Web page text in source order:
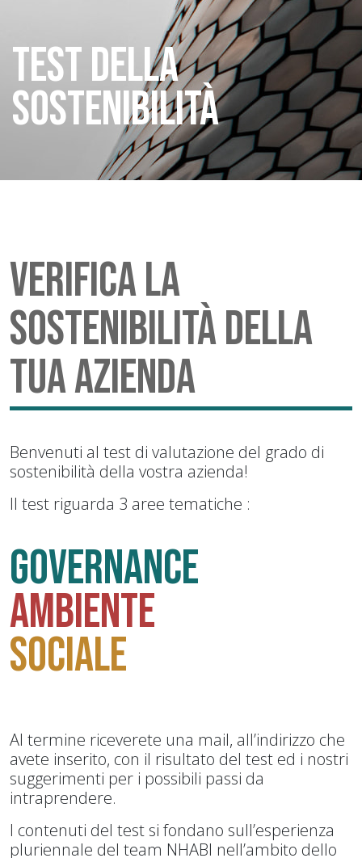
TEST DELLA
SOSTENIBILITÀ
Verifica la
sostenibilità della
tua azienda
Benvenuti al test di valutazione del grado di
sostenibilità della vostra azienda!
Il test riguarda 3 aree tematiche :
Governance
AMBIENTE
SOCIALE
Al termine riceverete una mail, all’indirizzo che
avete inserito, con il risultato del test ed i nostri
suggerimenti per i possibili passi da
intraprendere.
I contenuti del test si fondano sull’esperienza
pluriennale del team NHABI nell’ambito dello